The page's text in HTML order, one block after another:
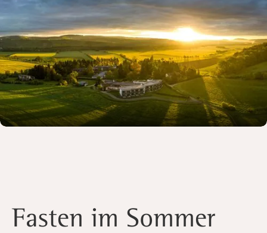
Slide 2 of 2.
Fasten im Sommer